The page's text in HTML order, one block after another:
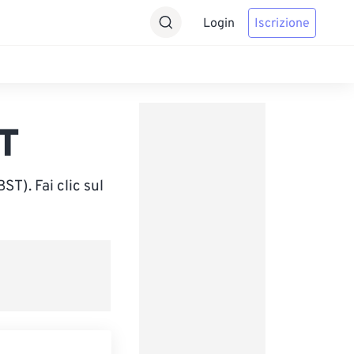
Login Iscrizione
Fai clic sul